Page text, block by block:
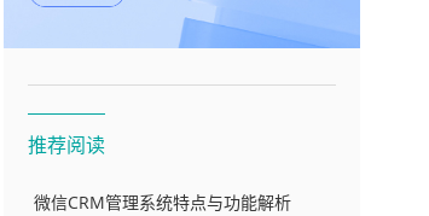
推荐阅读
微信CRM管理系统特点与功能解析